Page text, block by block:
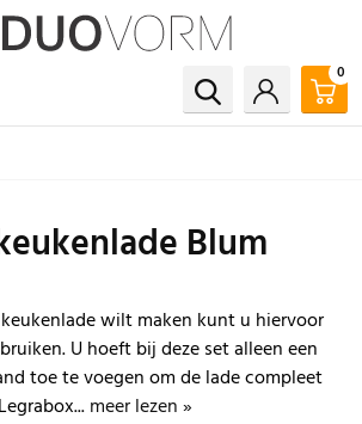
0
Blum
wilt maken kunt u hiervoor
U hoeft bij deze set alleen een
toe te voegen om de lade compleet
meer lezen »